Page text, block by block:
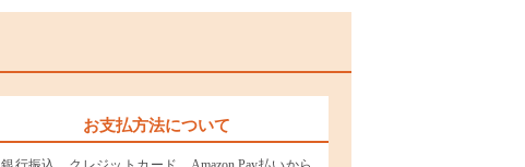
お支払方法について